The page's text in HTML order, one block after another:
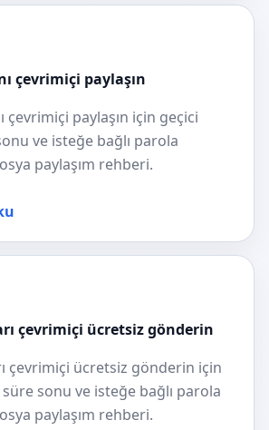
çevrimiçi paylaşın
çevrimiçi paylaşın için geçici
ve isteğe bağlı parola
paylaşım rehberi.
çevrimiçi ücretsiz gönderin
çevrimiçi ücretsiz gönderin için
sonu ve isteğe bağlı parola
paylaşım rehberi.